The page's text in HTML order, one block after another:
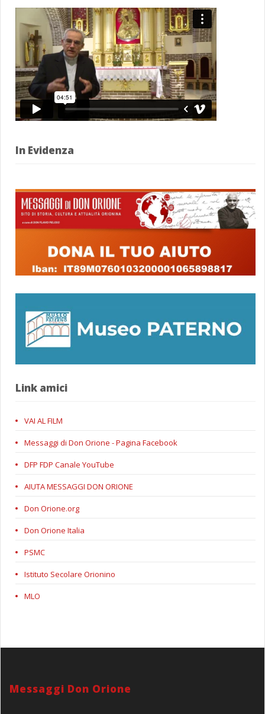
In Evidenza
Link amici
VAI AL FILM
Messaggi di Don Orione - Pagina Facebook
DFP FDP Canale YouTube
AIUTA MESSAGGI DON ORIONE
Don Orione.org
Don Orione Italia
PSMC
Istituto Secolare Orionino
MLO
Messaggi Don Orione